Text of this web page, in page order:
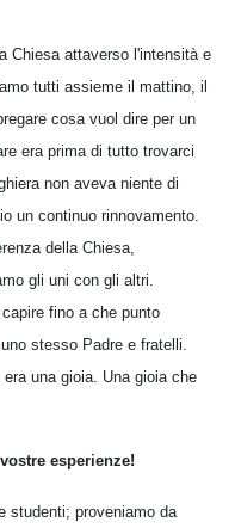
Chiesa attaverso l'intensità e
tutti assieme il mattino, il
cosa vuol dire per un
era prima di tutto trovarci
non aveva niente di
un continuo rinnovamento.
della Chiesa,
gli uni con gli altri.
fino a che punto
stesso Padre e fratelli.
una gioia. Una gioia che
esperienze!
studenti; proveniamo da